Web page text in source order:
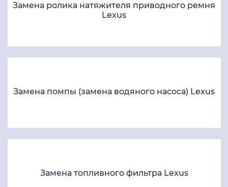
Замена ролика натяжителя приводного ремня
Lexus
Замена помпы (замена водяного насоса) Lexus
Замена топливного фильтра Lexus